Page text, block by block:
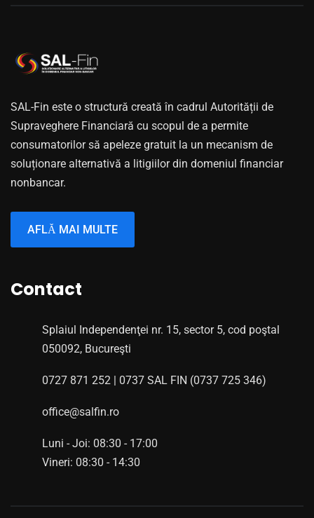
SAL-Fin este o structură creată în cadrul Autorității de
Supraveghere Financiară cu scopul de a permite
consumatorilor să apeleze gratuit la un mecanism de
soluționare alternativă a litigiilor din domeniul financiar
nonbancar.
AFLĂ MAI MULTE
Contact
Splaiul Independenţei nr. 15, sector 5, cod poştal
050092, Bucureşti
0727 871 252 | 0737 SAL FIN (0737 725 346)
office@salfin.ro
Luni - Joi: 08:30 - 17:00
Vineri: 08:30 - 14:30